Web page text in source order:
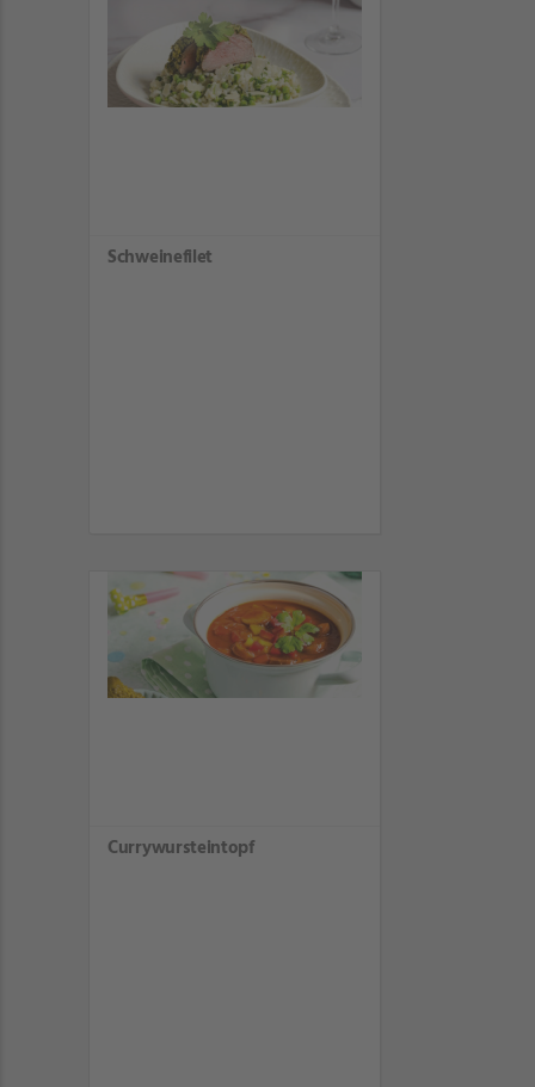
Schweinefilet
Currywursteintopf